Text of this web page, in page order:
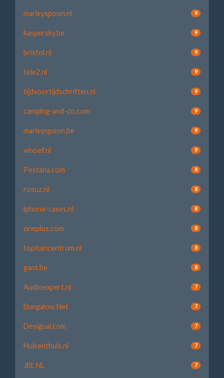
marleyspoon.nl 9
kaspersky.be 9
bristol.nl 9
tele2.nl 9
tijdvoortijdschriften.nl 9
camping-and-co.com 9
marleyspoon.be 9
whoef.nl 9
Pestana.com 8
rosuz.nl 8
iphone-cases.nl 8
oneplus.com 8
toptuincentrum.nl 8
gant.be 8
Audioexpert.nl 7
Bungalow.Net 7
Desigual.com 7
Huisenthuis.nl 7
JBL NL 7